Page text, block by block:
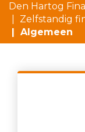
Den Hartog
Zelfstandig
Algemeen